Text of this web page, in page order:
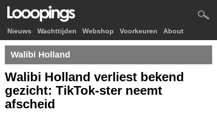
Nieuws Wachttijden Webshop Voorkeuren About
Walibi Holland
Walibi Holland verliest bekend
gezicht: TikTok-ster neemt
afscheid